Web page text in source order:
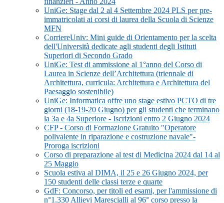
UniGe: Stage dal 2 al 4 Settembre 2024 PLS per pre-
immatricolati ai corsi di laurea della Scuola di Scienze
MFN
CorriereUniv: Mini guide di Orientamento per la scelta
dell'Università dedicate agli studenti degli Istituti
Superiori di Secondo Grado
UniGe: Test di ammissione al 1°anno del Corso di
Laurea in Scienze dell’Architettura (triennale di
Architettura, curricula: Architettura e Architettura del
Paesaggio sostenibile)
UniGe: Informatica offre uno stage estivo PCTO di tre
giorni (18-19-20 Giugno) per gli studenti che terminano
la 3a e 4a Superiore - Iscrizioni entro 2 Giugno 2024
CFP - Corso di Formazione Gratuito "Operatore
polivalente in riparazione e costruzione navale"-
Proroga iscrizioni
Corso di preparazione al test di Medicina 2024 dal 14 al
25 Maggio
Scuola estiva al DIMA, il 25 e 26 Giugno 2024, per
150 studenti delle classi terze e quarte
GdF: Concorso, per titoli ed esami, per l'ammissione di
n°1.330 Allievi Marescialli al 96° corso presso la